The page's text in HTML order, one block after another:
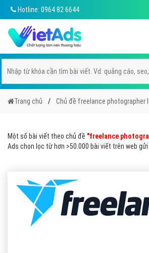
Hotline: 0964 82 6644
Trang chủ Chủ đề freelance photographer
Một số bài viết theo chủ đề "freelance
Ads chọn lọc từ hơn >50.000 bài viết trên web gửi